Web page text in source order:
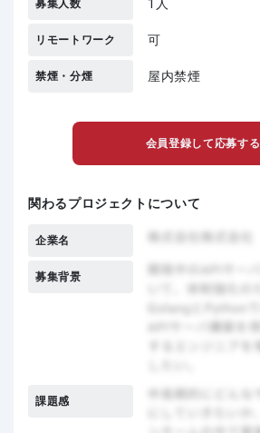
募集人数 1人
リモートワーク 可
禁煙・分煙 屋内禁煙
会員登録して応募する
関わるプロジェクトについて
企業名
募集背景
課題感